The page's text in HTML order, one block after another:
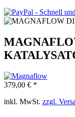
379,00 € *
inkl. MwSt. zzgl.